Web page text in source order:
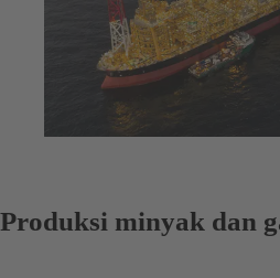
Produksi minyak dan